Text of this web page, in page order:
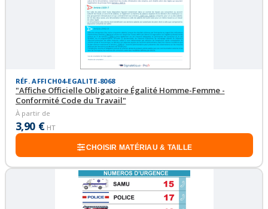
RÉF. AFFICH04-EGALITE-8068
"Affiche Officielle Obligatoire Égalité Homme-Femme -
Conformité Code du Travail"
À partir de
3,90 € HT
CHOISIR MATÉRIAU & TAILLE